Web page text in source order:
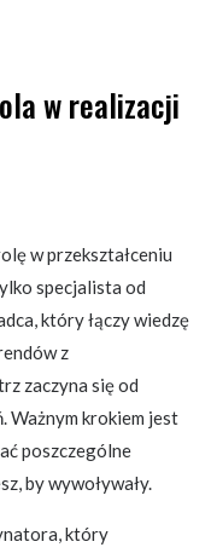
w realizacji
w przekształceniu
specjalista od
który łączy wiedzę
z
zaczyna się od
Ważnym krokiem jest
poszczególne
by wywoływały.
który